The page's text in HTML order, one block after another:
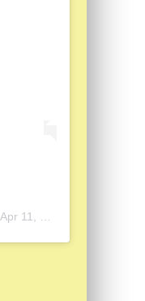
Apr 11, 2019 um 12:42 PDT